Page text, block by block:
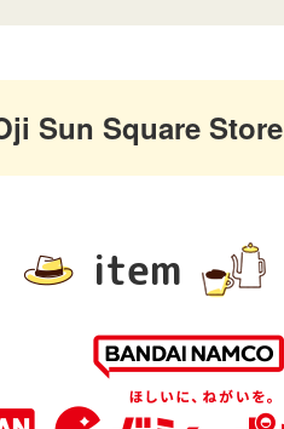
Sun Square Store
item